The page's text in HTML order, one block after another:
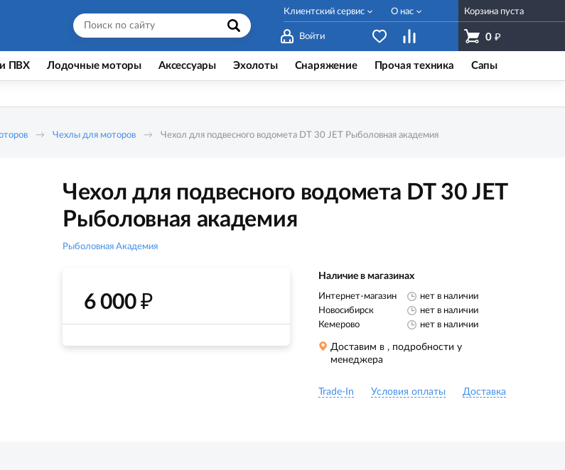
Войти
Корзина пуста
0 ₽
Клиентский сервис О нас
ПВХ Лодочные моторы Аксессуары Эхолоты Снаряжение Прочая техника Сапы
Чехлы для моторов Чехол для подвесного водомета DT 30 JET Рыболовная академия
Чехол для подвесного водомета DT 30 JET
Рыболовная академия
Рыболовная Академия
6 000₽
Наличие в магазинах
Интернет-магазин
нет в наличии
Новосибирск
нет в наличии
Кемерово
нет в наличии
Доставим в , подробности у
менеджера
Trade-In Условия оплаты Доставка